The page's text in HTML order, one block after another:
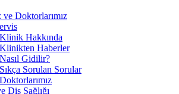
Doktorlarımız
Klinik Hakkında
Klinikten Haberler
Nasıl Gidilir?
Sıkça Sorulan Sorular
Doktorlarımız
Diş Sağlığı